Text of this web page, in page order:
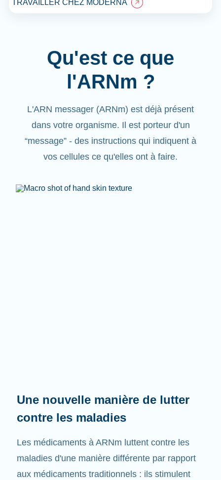
TRAVAILLER CHEZ MODERNA
Qu'est ce que
l'ARNm ?
L'ARN messager (ARNm) est déjà présent
dans votre organisme. Il est porteur d'un
“message” - des instructions qui indiquent à
vos cellules ce qu'elles ont à faire.
Une nouvelle manière de lutter
contre les maladies
Les médicaments à ARNm luttent contre les
maladies d'une manière différente par rapport
aux médicaments traditionnels : ils stimulent